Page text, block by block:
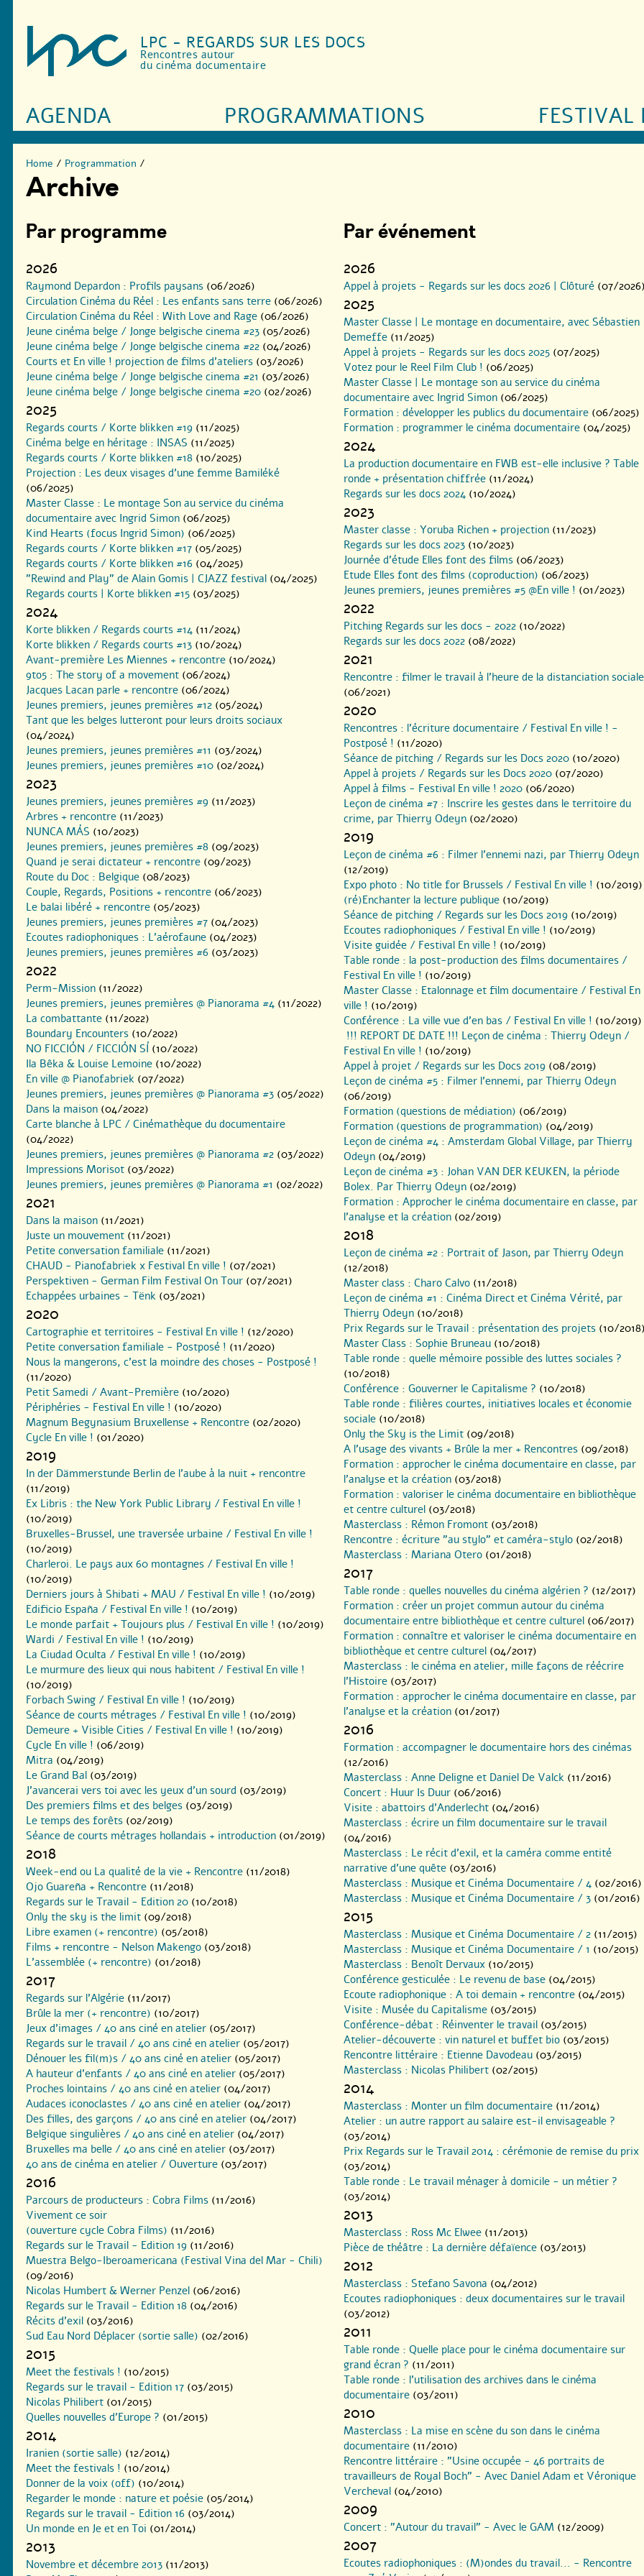
LPC - REGARDS SUR LES DOCS
Rencontres autour
du cinéma documentaire
AGENDA PROGRAMMATIONS FESTIVAL
Home / Programmation /
Archive
Par programme
2026
Raymond Depardon : Profils paysans (06/2026)
Circulation Cinéma du Réel : Les enfants sans terre (06/2026)
Circulation Cinéma du Réel : With Love and Rage (06/2026)
Jeune cinéma belge / Jonge belgische cinema #23 (05/2026)
Jeune cinéma belge / Jonge belgische cinema #22 (04/2026)
Courts et En ville ! projection de films d’ateliers (03/2026)
Jeune cinéma belge / Jonge belgische cinema #21 (03/2026)
Jeune cinéma belge / Jonge belgische cinema #20 (02/2026)
2025
Regards courts / Korte blikken #19 (11/2025)
Cinéma belge en héritage : INSAS (11/2025)
Regards courts / Korte blikken #18 (10/2025)
Projection : Les deux visages d’une femme Bamiléké
(06/2025)
Master Classe : Le montage Son au service du cinéma
documentaire avec Ingrid Simon (06/2025)
Kind Hearts (focus Ingrid Simon) (06/2025)
Regards courts / Korte blikken #17 (05/2025)
Regards courts / Korte blikken #16 (04/2025)
"Rewind and Play" de Alain Gomis | CJAZZ festival (04/2025)
Regards courts | Korte blikken #15 (03/2025)
2024
Korte blikken / Regards courts #14 (11/2024)
Korte blikken / Regards courts #13 (10/2024)
Avant-première Les Miennes + rencontre (10/2024)
9to5 : The story of a movement (06/2024)
Jacques Lacan parle + rencontre (06/2024)
Jeunes premiers, jeunes premières #12 (05/2024)
Tant que les belges lutteront pour leurs droits sociaux
(04/2024)
Jeunes premiers, jeunes premières #11 (03/2024)
Jeunes premiers, jeunes premières #10 (02/2024)
2023
Jeunes premiers, jeunes premières #9 (11/2023)
Arbres + rencontre (11/2023)
NUNCA MÁS (10/2023)
Jeunes premiers, jeunes premières #8 (09/2023)
Quand je serai dictateur + rencontre (09/2023)
Route du Doc : Belgique (08/2023)
Couple, Regards, Positions + rencontre (06/2023)
Le balai libéré + rencontre (05/2023)
Jeunes premiers, jeunes premières #7 (04/2023)
Ecoutes radiophoniques : L’aérofaune (04/2023)
Jeunes premiers, jeunes premières #6 (03/2023)
2022
Perm-Mission (11/2022)
Jeunes premiers, jeunes premières @ Pianorama #4 (11/2022)
La combattante (11/2022)
Boundary Encounters (10/2022)
NO FICCIÓN / FICCIÓN SÍ (10/2022)
Ila Bêka & Louise Lemoine (10/2022)
En ville @ Pianofabriek (07/2022)
Jeunes premiers, jeunes premières @ Pianorama #3 (05/2022)
Dans la maison (04/2022)
Carte blanche à LPC / Cinémathèque du documentaire
(04/2022)
Jeunes premiers, jeunes premières @ Pianorama #2 (03/2022)
Impressions Morisot (03/2022)
Jeunes premiers, jeunes premières @ Pianorama #1 (02/2022)
2021
Dans la maison (11/2021)
Juste un mouvement (11/2021)
Petite conversation familiale (11/2021)
CHAUD - Pianofabriek x Festival En ville ! (07/2021)
Perspektiven - German Film Festival On Tour (07/2021)
Echappées urbaines - Tënk (03/2021)
2020
Cartographie et territoires - Festival En ville ! (12/2020)
Petite conversation familiale - Postposé ! (11/2020)
Nous la mangerons, c’est la moindre des choses - Postposé !
(11/2020)
Petit Samedi / Avant-Première (10/2020)
Périphéries - Festival En ville ! (10/2020)
Magnum Begynasium Bruxellense + Rencontre (02/2020)
Cycle En ville ! (01/2020)
2019
In der Dämmerstunde Berlin de l’aube à la nuit + rencontre
(11/2019)
Ex Libris : the New York Public Library / Festival En ville !
(10/2019)
Bruxelles-Brussel, une traversée urbaine / Festival En ville !
(10/2019)
Charleroi. Le pays aux 60 montagnes / Festival En ville !
(10/2019)
Derniers jours à Shibati + MAU / Festival En ville ! (10/2019)
Edificio España / Festival En ville ! (10/2019)
Le monde parfait + Toujours plus / Festival En ville ! (10/2019)
Wardi / Festival En ville ! (10/2019)
La Ciudad Oculta / Festival En ville ! (10/2019)
Le murmure des lieux qui nous habitent / Festival En ville !
(10/2019)
Forbach Swing / Festival En ville ! (10/2019)
Séance de courts métrages / Festival En ville ! (10/2019)
Demeure + Visible Cities / Festival En ville ! (10/2019)
Cycle En ville ! (06/2019)
Mitra (04/2019)
Le Grand Bal (03/2019)
J’avancerai vers toi avec les yeux d’un sourd (03/2019)
Des premiers films et des belges (03/2019)
Le temps des forêts (02/2019)
Séance de courts métrages hollandais + introduction (01/2019)
2018
Week-end ou La qualité de la vie + Rencontre (11/2018)
Ojo Guareña + Rencontre (11/2018)
Regards sur le Travail - Edition 20 (10/2018)
Only the sky is the limit (09/2018)
Libre examen (+ rencontre) (05/2018)
Films + rencontre - Nelson Makengo (03/2018)
L’assemblée (+ rencontre) (01/2018)
2017
Regards sur l’Algérie (11/2017)
Brûle la mer (+ rencontre) (10/2017)
Jeux d’images / 40 ans ciné en atelier (05/2017)
Regards sur le travail / 40 ans ciné en atelier (05/2017)
Dénouer les fil(m)s / 40 ans ciné en atelier (05/2017)
A hauteur d’enfants / 40 ans ciné en atelier (05/2017)
Proches lointains / 40 ans ciné en atelier (04/2017)
Audaces iconoclastes / 40 ans ciné en atelier (04/2017)
Des filles, des garçons / 40 ans ciné en atelier (04/2017)
Belgique singulières / 40 ans ciné en atelier (04/2017)
Bruxelles ma belle / 40 ans ciné en atelier (03/2017)
40 ans de cinéma en atelier / Ouverture (03/2017)
2016
Parcours de producteurs : Cobra Films (11/2016)
Vivement ce soir
(ouverture cycle Cobra Films) (11/2016)
Regards sur le Travail - Edition 19 (11/2016)
Muestra Belgo-Iberoamericana (Festival Vina del Mar - Chili)
(09/2016)
Nicolas Humbert & Werner Penzel (06/2016)
Regards sur le Travail - Edition 18 (04/2016)
Récits d’exil (03/2016)
Sud Eau Nord Déplacer (sortie salle) (02/2016)
2015
Meet the festivals ! (10/2015)
Regards sur le travail - Edition 17 (03/2015)
Nicolas Philibert (01/2015)
Quelles nouvelles d’Europe ? (01/2015)
2014
Iranien (sortie salle) (12/2014)
Meet the festivals ! (10/2014)
Donner de la voix (off) (10/2014)
Regarder le monde : nature et poésie (05/2014)
Regards sur le travail - Edition 16 (03/2014)
Un monde en Je et en Toi (01/2014)
2013
Novembre et décembre 2013 (11/2013)
Par événement
2026
Appel à projets - Regards sur les docs 2026 | Clôturé (07/
2025
Master Classe | Le montage en documentaire, avec Sébastien
Demeffe (11/2025)
Appel à projets - Regards sur les docs 2025 (07/2025)
Votez pour le Reel Film Club ! (06/2025)
Master Classe | Le montage son au service du cinéma
documentaire avec Ingrid Simon (06/2025)
Formation : développer les publics du documentaire (06/2025)
Formation : programmer le cinéma documentaire (04/2025)
2024
La production documentaire en FWB est-elle inclusive ? Table
ronde + présentation chiffrée (11/2024)
Regards sur les docs 2024 (10/2024)
2023
Master classe : Yoruba Richen + projection (11/2023)
Regards sur les docs 2023 (10/2023)
Journée d’étude Elles font des films (06/2023)
Etude Elles font des films (coproduction) (06/2023)
Jeunes premiers, jeunes premières #5 @En ville ! (01/2023)
2022
Pitching Regards sur les docs - 2022 (10/2022)
Regards sur les docs 2022 (08/2022)
2021
Rencontre : filmer le travail à l’heure de la distanciation sociale
(06/2021)
2020
Rencontres : l’écriture documentaire / Festival En ville ! -
Postposé ! (11/2020)
Séance de pitching / Regards sur les Docs 2020 (10/2020)
Appel à projets / Regards sur les Docs 2020 (07/2020)
Appel à films - Festival En ville ! 2020 (06/2020)
Leçon de cinéma #7 : Inscrire les gestes dans le territoire du
crime, par Thierry Odeyn (02/2020)
2019
Leçon de cinéma #6 : Filmer l’ennemi nazi, par Thierry Odeyn
(12/2019)
Expo photo : No title for Brussels / Festival En ville ! (10/2019)
(ré)Enchanter la lecture publique (10/2019)
Séance de pitching / Regards sur les Docs 2019 (10/2019)
Ecoutes radiophoniques / Festival En ville ! (10/2019)
Visite guidée / Festival En ville ! (10/2019)
Table ronde : la post-production des films documentaires /
Festival En ville ! (10/2019)
Master Classe : Etalonnage et film documentaire / Festival En
ville ! (10/2019)
Conférence : La ville vue d’en bas / Festival En ville ! (10/2019)
!!! REPORT DE DATE !!! Leçon de cinéma : Thierry Odeyn /
Festival En ville ! (10/2019)
Appel à projet / Regards sur les Docs 2019 (08/2019)
Leçon de cinéma #5 : Filmer l’ennemi, par Thierry Odeyn
(06/2019)
Formation (questions de médiation) (06/2019)
Formation (questions de programmation) (04/2019)
Leçon de cinéma #4 : Amsterdam Global Village, par Thierry
Odeyn (04/2019)
Leçon de cinéma #3 : Johan VAN DER KEUKEN, la période
Bolex. Par Thierry Odeyn (02/2019)
Formation : Approcher le cinéma documentaire en classe, par
l’analyse et la création (02/2019)
2018
Leçon de cinéma #2 : Portrait of Jason, par Thierry Odeyn
(12/2018)
Master class : Charo Calvo (11/2018)
Leçon de cinéma #1 : Cinéma Direct et Cinéma Vérité, par
Thierry Odeyn (10/2018)
Prix Regards sur le Travail : présentation des projets (10/
Master Class : Sophie Bruneau (10/2018)
Table ronde : quelle mémoire possible des luttes sociales ?
(10/2018)
Conférence : Gouverner le Capitalisme ? (10/2018)
Table ronde : filières courtes, initiatives locales et économie
sociale (10/2018)
Only the Sky is the Limit (09/2018)
A l’usage des vivants + Brûle la mer + Rencontres (09/2018)
Formation : approcher le cinéma documentaire en classe, par
l’analyse et la création (03/2018)
Formation : valoriser le cinéma documentaire en bibliothèque
et centre culturel (03/2018)
Masterclass : Rémon Fromont (03/2018)
Rencontre : écriture "au stylo" et caméra-stylo (02/2018)
Masterclass : Mariana Otero (01/2018)
2017
Table ronde : quelles nouvelles du cinéma algérien ? (12/2017)
Formation : créer un projet commun autour du cinéma
documentaire entre bibliothèque et centre culturel (06/2017)
Formation : connaître et valoriser le cinéma documentaire en
bibliothèque et centre culturel (04/2017)
Masterclass : le cinéma en atelier, mille façons de réécrire
l’Histoire (03/2017)
Formation : approcher le cinéma documentaire en classe, par
l’analyse et la création (01/2017)
2016
Formation : accompagner le documentaire hors des cinémas
(12/2016)
Masterclass : Anne Deligne et Daniel De Valck (11/2016)
Concert : Huur Is Duur (06/2016)
Visite : abattoirs d’Anderlecht (04/2016)
Masterclass : écrire un film documentaire sur le travail
(04/2016)
Masterclass : Le récit d’exil, et la caméra comme entité
narrative d’une quête (03/2016)
Masterclass : Musique et Cinéma Documentaire / 4 (02/2016)
Masterclass : Musique et Cinéma Documentaire / 3 (01/2016)
2015
Masterclass : Musique et Cinéma Documentaire / 2 (11/2015)
Masterclass : Musique et Cinéma Documentaire / 1 (10/2015)
Masterclass : Benoît Dervaux (10/2015)
Conférence gesticulée : Le revenu de base (04/2015)
Ecoute radiophonique : A toi demain + rencontre (04/2015)
Visite : Musée du Capitalisme (03/2015)
Conférence-débat : Réinventer le travail (03/2015)
Atelier-découverte : vin naturel et buffet bio (03/2015)
Rencontre littéraire : Etienne Davodeau (03/2015)
Masterclass : Nicolas Philibert (02/2015)
2014
Masterclass : Monter un film documentaire (11/2014)
Atelier : un autre rapport au salaire est-il envisageable ?
(03/2014)
Prix Regards sur le Travail 2014 : cérémonie de remise du prix
(03/2014)
Table ronde : Le travail ménager à domicile - un métier ?
(03/2014)
2013
Masterclass : Ross Mc Elwee (11/2013)
Pièce de théâtre : La dernière défaïence (03/2013)
2012
Masterclass : Stefano Savona (04/2012)
Ecoutes radiophoniques : deux documentaires sur le travail
(03/2012)
2011
Table ronde : Quelle place pour le cinéma documentaire sur
grand écran ? (11/2011)
Table ronde : l’utilisation des archives dans le cinéma
documentaire (03/2011)
2010
Masterclass : La mise en scène du son dans le cinéma
documentaire (11/2010)
Rencontre littéraire : "Usine occupée - 46 portraits de
travailleurs de Royal Boch" - Avec Daniel Adam et Véronique
Vercheval (04/2010)
2009
Concert : "Autour du travail" - Avec le GAM (12/2009)
2007
Ecoutes radiophoniques : (M)ondes du travail... - Rencontre